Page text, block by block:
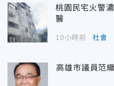
桃園民宅火警
醫
10小時前 社會
高雄市議員范